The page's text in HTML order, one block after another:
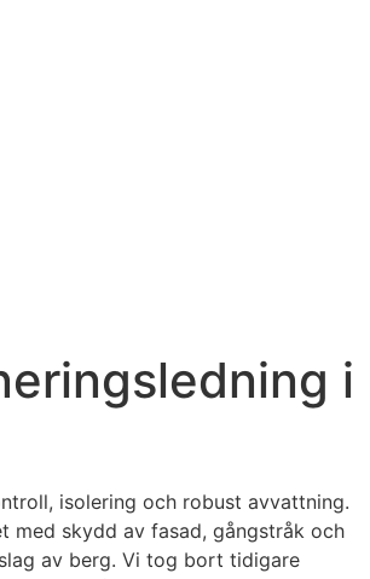
i
isolering och robust avvattning.
med skydd av fasad, gångstråk och
av berg. Vi tog bort tidigare